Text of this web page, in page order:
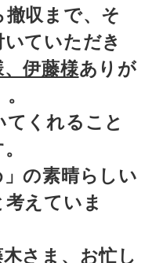
収まで、そ
ていただき
伊藤様ありが
くれること
の素晴らしい
えていま
さま、お忙し